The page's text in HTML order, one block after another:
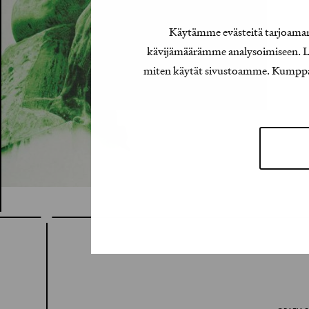
Käytämme evästeitä
kävijämäärämme analysoimiseen.
miten käytät sivustoamme.